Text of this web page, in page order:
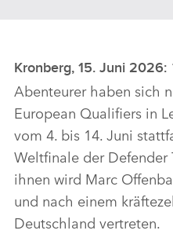
Kronberg, 15. Juni 2026:
Abenteurer haben sich
European Qualifiers in
vom 4. bis 14. Juni
Weltfinale der Defender
ihnen wird Marc
und nach einem
Deutschland vertreten.